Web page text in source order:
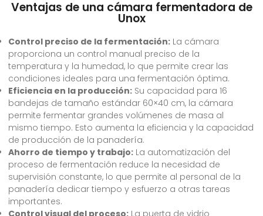
Ventajas de una cámara fermentadora de
Unox
Control preciso de la fermentación: La cámara
proporciona un control manual preciso de la
temperatura y la humedad, lo que permite crear las
condiciones ideales para una fermentación óptima.
Eficiencia en la producción: Su capacidad para 16
bandejas de tamaño estándar 60×40 cm, la cámara
permite fermentar grandes volúmenes de masa al
mismo tiempo. Esto aumenta la eficiencia y la capacidad
de producción de la panadería.
Ahorro de tiempo y trabajo: La automatización del
proceso de fermentación reduce la necesidad de
supervisión constante, lo que permite al personal de la
panadería dedicar tiempo y esfuerzo a otras tareas
importantes.